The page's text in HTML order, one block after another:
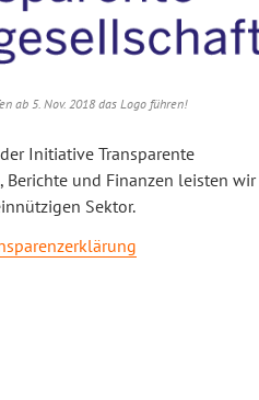
ab 5. Nov. 2018 das Logo führen!
Initiative Transparente
und Finanzen leisten wir
Sektor.